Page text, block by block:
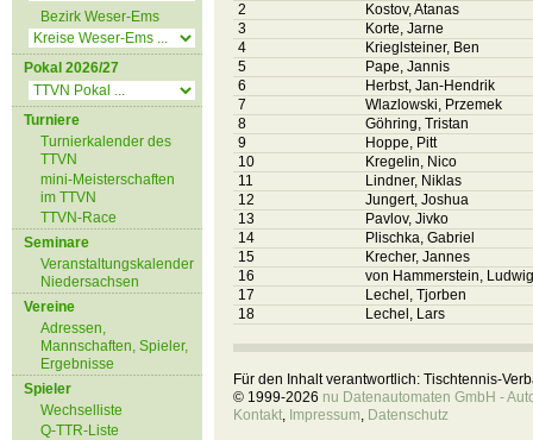
Bezirk Weser-Ems
Pokal 2026/27
Turniere
Turnierkalender des
TTVN
mini-Meisterschaften
im TTVN
TTVN-Race
Seminare
Veranstaltungskalender
Niedersachsen
Vereine
Adressen,
Mannschaften, Spieler,
Ergebnisse
Spieler
Wechselliste
Q-TTR-Liste
2
Kostov, Atanas
3
Korte, Jarne
4
Krieglsteiner, Ben
5
Pape, Jannis
6
Herbst, Jan-Hendrik
7
Wlazlowski, Przemek
8
Göhring, Tristan
9
Hoppe, Pitt
10
Kregelin, Nico
11
Lindner, Niklas
12
Jungert, Joshua
13
Pavlov, Jivko
14
Plischka, Gabriel
15
Krecher, Jannes
16
von Hammerstein, Ludwig
17
Lechel, Tjorben
18
Lechel, Lars
Für den Inhalt verantwortlich: Tischtennis-
© 1999-2026 nu Datenautomaten GmbH -
Kontakt, Impressum, Datenschutz